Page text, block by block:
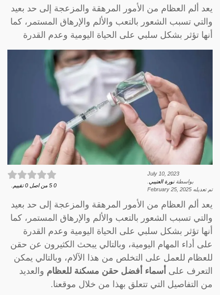
يعد ألم العظام من الأمور المرهقة والمزعجة إلى حد بعيد
والتي تسبب الشعور بالتعب والألم والإرهاق المستمر، كما
أنها تؤثر بشكل سلبي على الحياة اليومية وعدم القدرة
July 10, 2023
بواسطةنورة العتيبي
تم تعديله February 25, 2025
0
5 من اصل 0 تقييم.
يعد ألم العظام من الأمور المرهقة والمزعجة إلى حد بعيد
والتي تسبب الشعور بالتعب والألم والإرهاق المستمر، كما
أنها تؤثر بشكل سلبي على الحياة اليومية وعدم القدرة
على أداء المهام اليومية، وبالتالي يبحث الكثيرون عن حقن
للعظام للعمل على التخلص من هذا الآلام، وبالتالي يمكن
التعرف على أسماء أفضل حقن مسكنة للعظام والعديد
من التفاصيل التي تتعلق بهذا من خلال موقعنا.